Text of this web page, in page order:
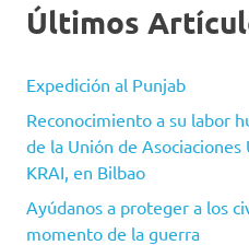
Últimos
Expedición al Punjab
Reconocimiento a su labor
de la Unión de Asociaciones
KRAI, en Bilbao
Ayúdanos a proteger a los
momento de la guerra